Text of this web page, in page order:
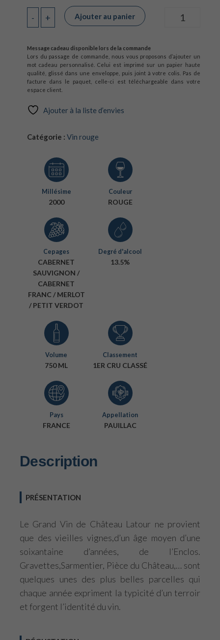
- Quantité
+ Ajouter au panier
Message cadeau disponible lors de la commande
Lors du passage de commande, nous vous proposons d’ajouter un
mot cadeau personnalisé. Celui est imprimé sur un papier haute
qualité, glissé dans une enveloppe, puis joint à votre colis. Pas de
facture dans le paquet, celle-ci est téléchargeable dans votre
espace client.
Ajouter à la liste d’envies
Catégorie : Vin rouge
Millésime
2000
Couleur
ROUGE
Cepages
CABERNET
SAUVIGNON /
CABERNET
FRANC / MERLOT
/ PETIT VERDOT
Degré d'alcool
13.5%
Volume
750 ML
Classement
1ER CRU CLASSÉ
Pays
FRANCE
Appellation
PAUILLAC
Description
PRÉSENTATION
Le Grand Vin de Château Latour ne provient
que des vieilles vignes,d’un âge moyen d’une
soixantaine d’années, de l’Enclos.
Gravettes,Sarmentier, Pièce du Château,… sont
quelques unes des plus belles parcelles qui
chaque année expriment la typicité d’un terroir
et forgent l’identité du vin.